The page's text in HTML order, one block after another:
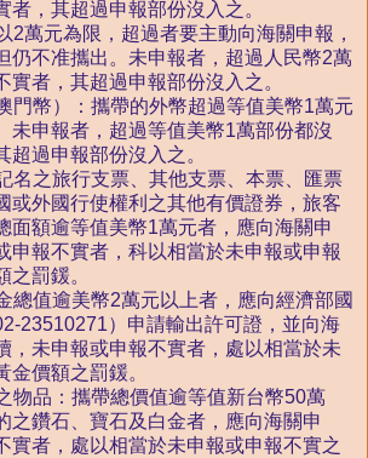
者，其超過申報部份沒入之。
2萬元為限，超過者要主動向海關申報，
仍不准攜出。未申報者，超過人民幣2萬
實者，其超過申報部份沒入之。
門幣）：攜帶的外幣超過等值美幣1萬元
未申報者，超過等值美幣1萬部份都沒
超過申報部份沒入之。
名之旅行支票、其他支票、本票、匯票
或外國行使權利之其他有價證券，旅客
面額逾等值美幣1萬元者，應向海關申
申報不實者，科以相當於未申報或申報
之罰鍰。
總值逾美幣2萬元以上者，應向經濟部國
23510271）申請輸出許可證，並向海
，未申報或申報不實者，處以相當於未
金價額之罰鍰。
物品：攜帶總價值逾等值新台幣50萬
之鑽石、寶石及白金者，應向海關申
實者，處以相當於未申報或申報不實之